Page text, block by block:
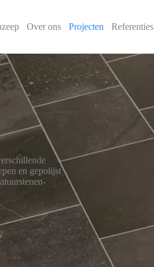
Over ons Projecten Referenties
en gepolijst